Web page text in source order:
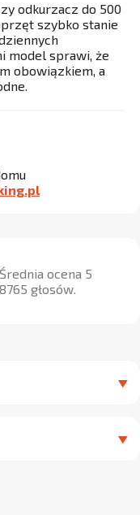
odkurzacz do 500
szybko stanie
model sprawi, że
obowiązkiem, a
Średnia ocena 5
8765 głosów.